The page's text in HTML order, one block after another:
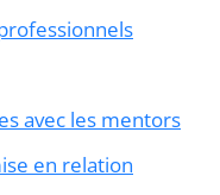
avec les mentors
en relation